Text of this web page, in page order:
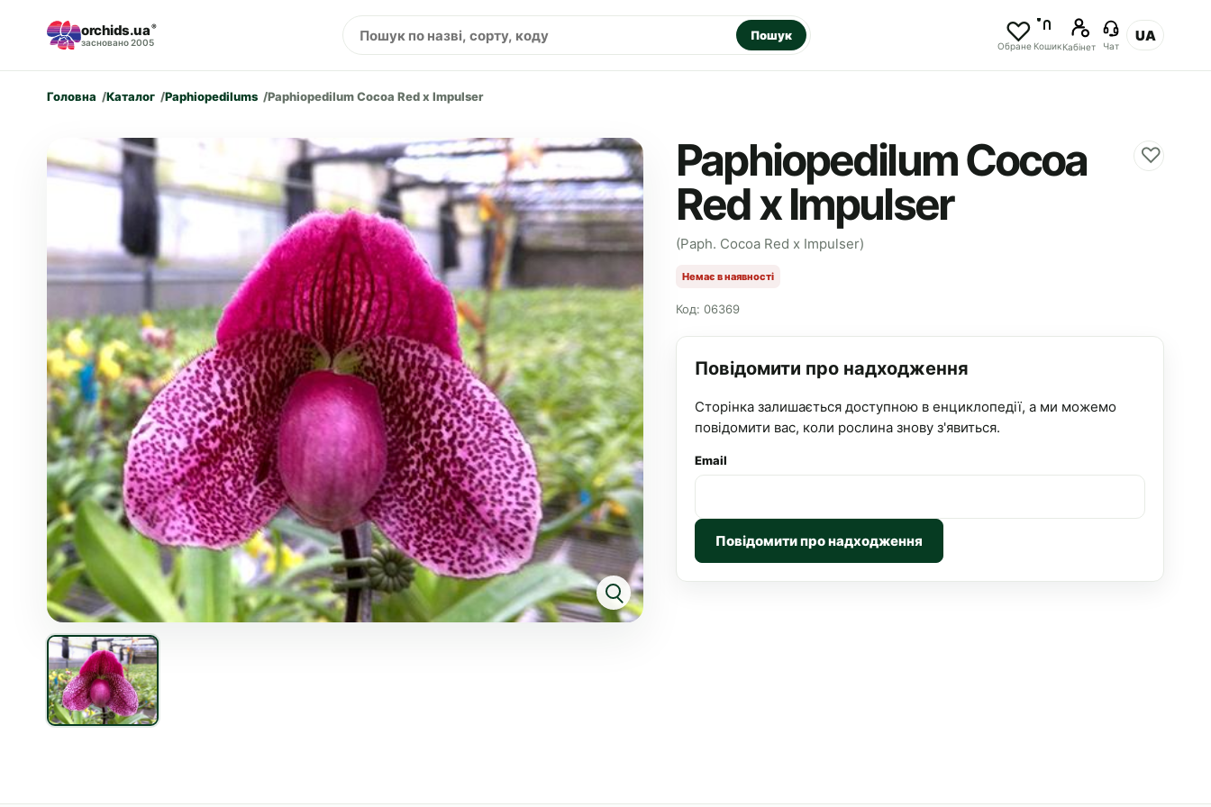
orchids.ua ®
засновано 2005 Пошук
Обране Кошик Кабінет Чат
UA
Головна Каталог Paphiopedilums Paphiopedilum Cocoa Red x Impulser
Paphiopedilum Cocoa
Red x Impulser
♡
(Paph. Cocoa Red x Impulser)
Немає в наявності
Код: 06369
Повідомити про надходження
Сторінка залишається доступною в енциклопедії, а ми можемо
повідомити вас, коли рослина знову з'явиться.
Email
Повідомити про надходження